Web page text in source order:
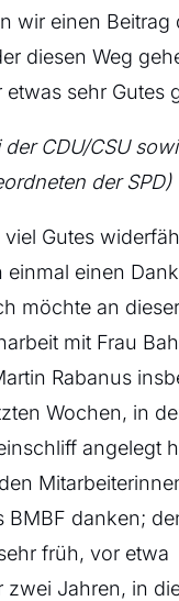
wir einen Beitrag
diesen Weg
sehr Gutes
der CDU/CSU
der SPD)
Gutes
einmal einen Dank
möchte an
mit Frau
Rabanus
Wochen, in
angelegt
BMBF danken;
früh, vor etwa
zwei Jahren, in